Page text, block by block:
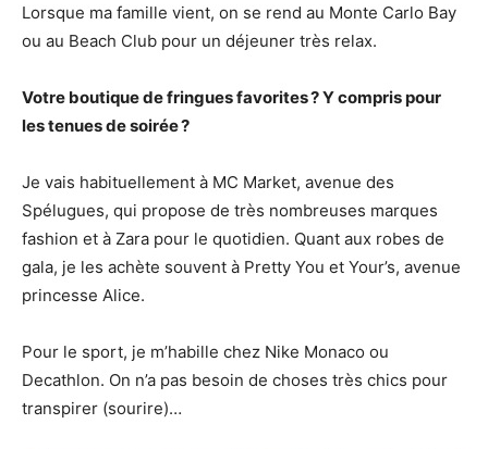
Lorsque ma famille vient, on se rend au Monte Carlo Bay
ou au Beach Club pour un déjeuner très relax.
Votre boutique de fringues favorites ? Y compris pour
les tenues de soirée ?
Je vais habituellement à MC Market, avenue des
Spélugues, qui propose de très nombreuses marques
fashion et à Zara pour le quotidien. Quant aux robes de
gala, je les achète souvent à Pretty You et Your’s, avenue
princesse Alice.
Pour le sport, je m’habille chez Nike Monaco ou
Decathlon. On n’a pas besoin de choses très chics pour
transpirer (sourire)…